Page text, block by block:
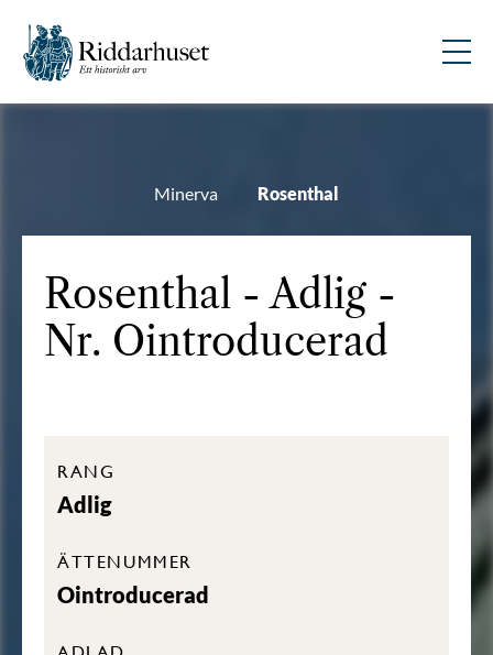
Minerva Rosenthal
Rosenthal - Adlig -
Nr. Ointroducerad
RANG
Adlig
ÄTTENUMMER
Ointroducerad